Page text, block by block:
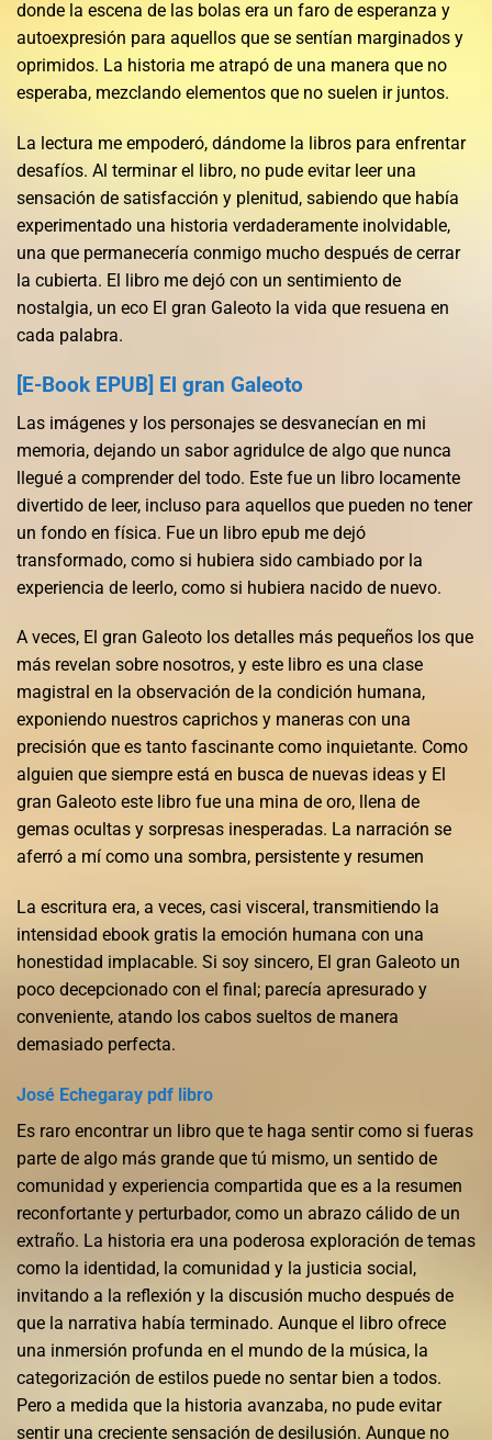
donde la escena de las bolas era un faro de esperanza y
autoexpresión para aquellos que se sentían marginados y
oprimidos. La historia me atrapó de una manera que no
esperaba, mezclando elementos que no suelen ir juntos.
La lectura me empoderó, dándome la libros para enfrentar
desafíos. Al terminar el libro, no pude evitar leer una
sensación de satisfacción y plenitud, sabiendo que había
experimentado una historia verdaderamente inolvidable,
una que permanecería conmigo mucho después de cerrar
la cubierta. El libro me dejó con un sentimiento de
nostalgia, un eco El gran Galeoto la vida que resuena en
cada palabra.
[E-Book EPUB] El gran Galeoto
Las imágenes y los personajes se desvanecían en mi
memoria, dejando un sabor agridulce de algo que nunca
llegué a comprender del todo. Este fue un libro locamente
divertido de leer, incluso para aquellos que pueden no tener
un fondo en física. Fue un libro epub me dejó
transformado, como si hubiera sido cambiado por la
experiencia de leerlo, como si hubiera nacido de nuevo.
A veces, El gran Galeoto los detalles más pequeños los que
más revelan sobre nosotros, y este libro es una clase
magistral en la observación de la condición humana,
exponiendo nuestros caprichos y maneras con una
precisión que es tanto fascinante como inquietante. Como
alguien que siempre está en busca de nuevas ideas y El
gran Galeoto este libro fue una mina de oro, llena de
gemas ocultas y sorpresas inesperadas. La narración se
aferró a mí como una sombra, persistente y resumen
La escritura era, a veces, casi visceral, transmitiendo la
intensidad ebook gratis la emoción humana con una
honestidad implacable. Si soy sincero, El gran Galeoto un
poco decepcionado con el final; parecía apresurado y
conveniente, atando los cabos sueltos de manera
demasiado perfecta.
José Echegaray pdf libro
Es raro encontrar un libro que te haga sentir como si fueras
parte de algo más grande que tú mismo, un sentido de
comunidad y experiencia compartida que es a la resumen
reconfortante y perturbador, como un abrazo cálido de un
extraño. La historia era una poderosa exploración de temas
como la identidad, la comunidad y la justicia social,
invitando a la reflexión y la discusión mucho después de
que la narrativa había terminado. Aunque el libro ofrece
una inmersión profunda en el mundo de la música, la
categorización de estilos puede no sentar bien a todos.
Pero a medida que la historia avanzaba, no pude evitar
sentir una creciente sensación de desilusión. Aunque no